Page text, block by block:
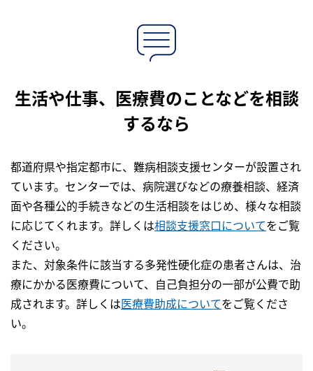
生活や仕事、医療費のことなどを相談
するなら
都道府県や指定都市に、難病相談支援センターが設置され
ています。センターでは、病院選びなどの療養相談、経済
面や各種公的手続きなどの生活相談をはじめ、様々な相談
に応じてくれます。詳しくは相談支援窓口についてをご覧
ください。
また、対象条件に該当する多発性硬化症の患者さんは、治
療にかかる医療費について、自己負担分の一部が公費で助
成されます。詳しくは医療費助成についてをご覧くださ
い。